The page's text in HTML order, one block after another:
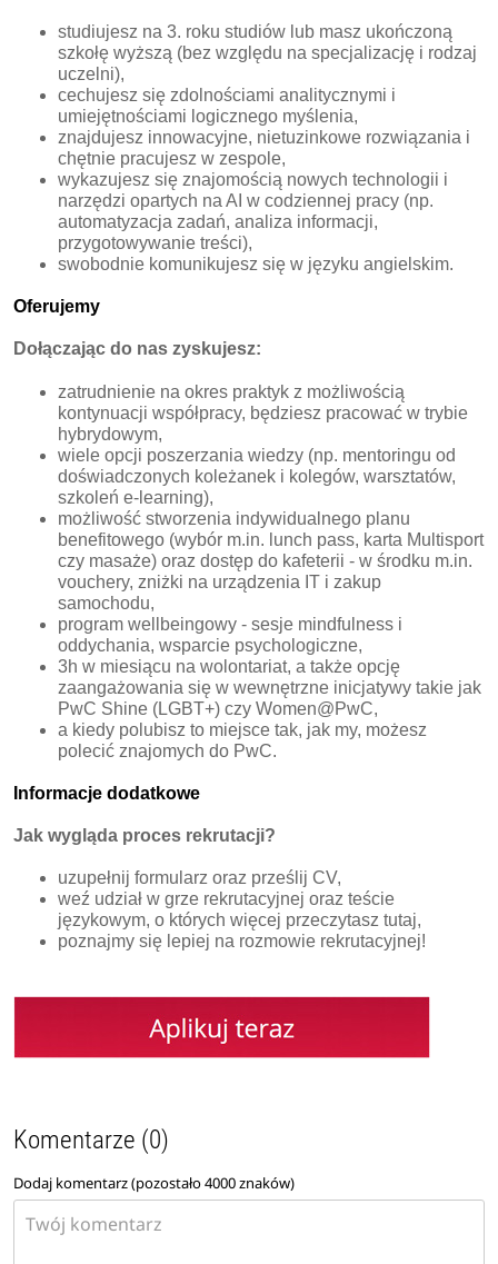
studiujesz na 3. roku studiów lub masz ukończoną
szkołę wyższą (bez względu na specjalizację i rodzaj
uczelni),
cechujesz się zdolnościami analitycznymi i
umiejętnościami logicznego myślenia,
znajdujesz innowacyjne, nietuzinkowe rozwiązania i
chętnie pracujesz w zespole,
wykazujesz się znajomością nowych technologii i
narzędzi opartych na AI w codziennej pracy (np.
automatyzacja zadań, analiza informacji,
przygotowywanie treści),
swobodnie komunikujesz się w języku angielskim.
Oferujemy
Dołączając do nas zyskujesz:
zatrudnienie na okres praktyk z możliwością
kontynuacji współpracy, będziesz pracować w trybie
hybrydowym,
wiele opcji poszerzania wiedzy (np. mentoringu od
doświadczonych koleżanek i kolegów, warsztatów,
szkoleń e-learning),
możliwość stworzenia indywidualnego planu
benefitowego (wybór m.in. lunch pass, karta Multisport
czy masaże) oraz dostęp do kafeterii - w środku m.in.
vouchery, zniżki na urządzenia IT i zakup
samochodu,
program wellbeingowy - sesje mindfulness i
oddychania, wsparcie psychologiczne,
3h w miesiącu na wolontariat, a także opcję
zaangażowania się w wewnętrzne inicjatywy takie jak
PwC Shine (LGBT+) czy Women@PwC,
a kiedy polubisz to miejsce tak, jak my, możesz
polecić znajomych do PwC.
Informacje dodatkowe
Jak wygląda proces rekrutacji?
uzupełnij formularz oraz prześlij CV,
weź udział w grze rekrutacyjnej oraz teście
językowym, o których więcej przeczytasz tutaj,
poznajmy się lepiej na rozmowie rekrutacyjnej!
Komentarze (0)
Dodaj komentarz (pozostało4000znaków)